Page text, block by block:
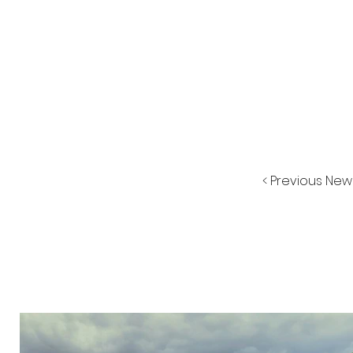
< Previous